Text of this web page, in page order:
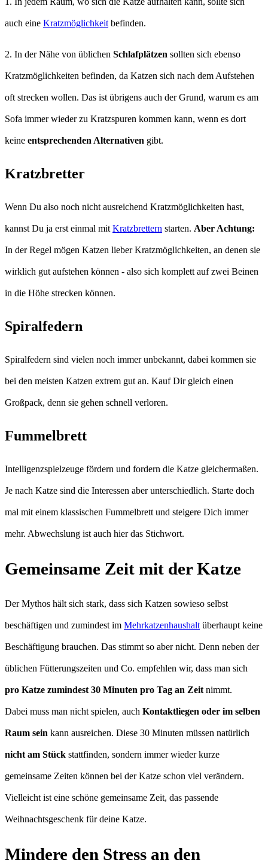
auch eine Kratzmöglichkeit befinden.
2. In der Nähe von üblichen Schlafplätzen sollten sich ebenso
Kratzmöglichkeiten befinden, da Katzen sich nach dem Aufstehen
oft strecken wollen. Das ist übrigens auch der Grund, warum es am
Sofa immer wieder zu Kratzspuren kommen kann, wenn es dort
keine entsprechenden Alternativen gibt.
Kratzbretter
Wenn Du also noch nicht ausreichend Kratzmöglichkeiten hast,
kannst Du ja erst einmal mit Kratzbrettern starten. Aber Achtung:
In der Regel mögen Katzen lieber Kratzmöglichkeiten, an denen sie
wirklich gut aufstehen können - also sich komplett auf zwei Beinen
in die Höhe strecken können.
Spiralfedern
Spiralfedern sind vielen noch immer unbekannt, dabei kommen sie
bei den meisten Katzen extrem gut an. Kauf Dir gleich einen
Großpack, denn sie gehen schnell verloren.
Fummelbrett
Intelligenzspielzeuge fördern und fordern die Katze gleichermaßen.
Je nach Katze sind die Interessen aber unterschiedlich. Starte doch
mal mit einem klassischen Fummelbrett und steigere Dich immer
mehr. Abwechslung ist auch hier das Stichwort.
Gemeinsame Zeit mit der Katze
Der Mythos hält sich stark, dass sich Katzen sowieso selbst
beschäftigen und zumindest im Mehrkatzenhaushalt überhaupt keine
Beschäftigung brauchen. Das stimmt so aber nicht. Denn neben der
üblichen Fütterungszeiten und Co. empfehlen wir, dass man sich
pro Katze zumindest 30 Minuten pro Tag an Zeit nimmt.
Dabei muss man nicht spielen, auch Kontaktliegen oder im selben
Raum sein kann ausreichen. Diese 30 Minuten müssen natürlich
nicht am Stück stattfinden, sondern immer wieder kurze
gemeinsame Zeiten können bei der Katze schon viel verändern.
Vielleicht ist eine schöne gemeinsame Zeit, das passende
Weihnachtsgeschenk für deine Katze.
Mindere den Stress an den